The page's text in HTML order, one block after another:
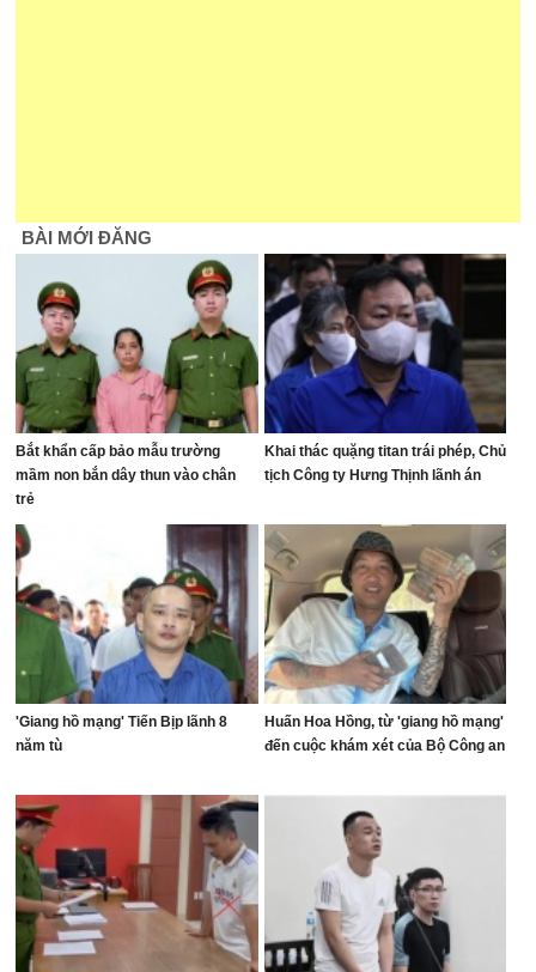
BÀI MỚI ĐĂNG
Bắt khẩn cấp bảo mẫu trường
mầm non bắn dây thun vào chân
trẻ
Khai thác quặng titan trái phép, Chủ
tịch Công ty Hưng Thịnh lãnh án
'Giang hồ mạng' Tiến Bịp lãnh 8
năm tù
Huấn Hoa Hồng, từ 'giang hồ mạng'
đến cuộc khám xét của Bộ Công an